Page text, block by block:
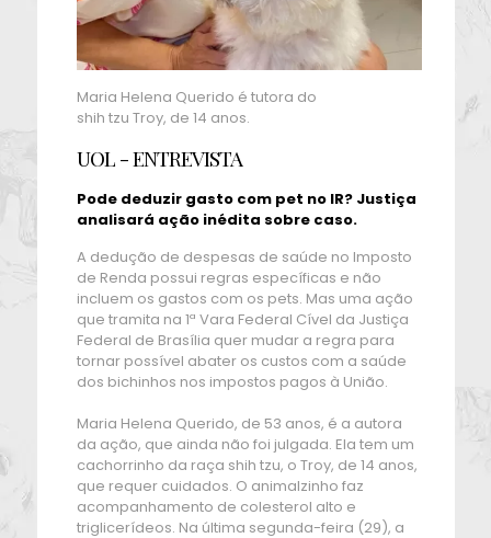
Maria Helena Querido é tutora do
shih tzu Troy, de 14 anos.
UOL - ENTREVISTA
Pode deduzir gasto com pet no IR? Justiça
analisará ação inédita sobre caso.
A dedução de despesas de saúde no Imposto
de Renda possui regras específicas e não
incluem os gastos com os pets. Mas uma ação
que tramita na 1ª Vara Federal Cível da Justiça
Federal de Brasília quer mudar a regra para
tornar possível abater os custos com a saúde
dos bichinhos nos impostos pagos à União.
Maria Helena Querido, de 53 anos, é a autora
da ação, que ainda não foi julgada. Ela tem um
cachorrinho da raça shih tzu, o Troy, de 14 anos,
que requer cuidados. O animalzinho faz
acompanhamento de colesterol alto e
triglicerídeos. Na última segunda-feira (29), a